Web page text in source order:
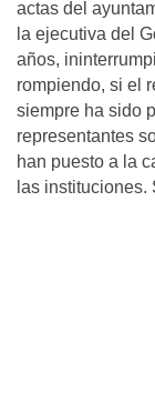
actas del
la ejecutiva del
años,
rompiendo, si el
siempre ha sido
representantes
han puesto a la
las instituciones.